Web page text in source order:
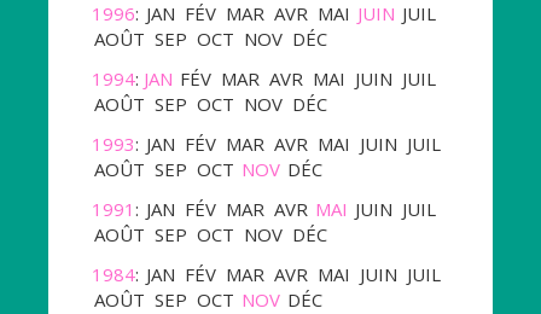
1996: JAN FÉV MAR AVR MAI JUIN JUIL
AOÛT SEP OCT NOV DÉC
1994: JAN FÉV MAR AVR MAI JUIN JUIL
AOÛT SEP OCT NOV DÉC
1993: JAN FÉV MAR AVR MAI JUIN JUIL
AOÛT SEP OCT NOV DÉC
1991 : JAN FÉV MAR AVR MAI JUIN JUIL
AOÛT SEP OCT NOV DÉC
1984: JAN FÉV MAR AVR MAI JUIN JUIL
AOÛT SEP OCT NOV DÉC